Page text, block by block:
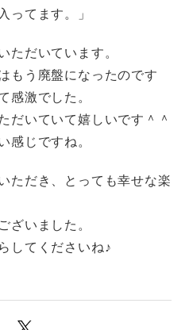
ってます。」
ただいています。
もう廃盤になったのです
感激でした。
だいていて嬉しいです＾＾
感じですね。
ただき、とっても幸せな楽
ざいました。
してくださいね♪